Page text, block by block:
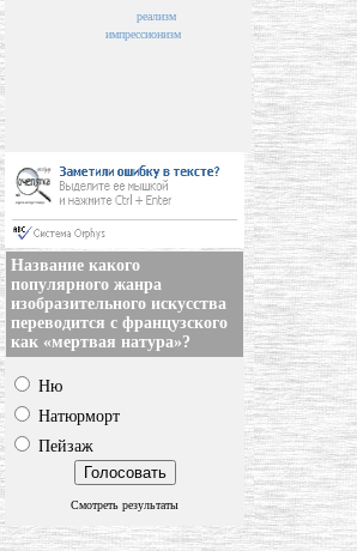
реализм
импрессионизм
Название какого
популярного жанра
изобразительного искусства
переводится с французского
как «мертвая натура»?
Ню
Натюрморт
Пейзаж
Смотреть результаты